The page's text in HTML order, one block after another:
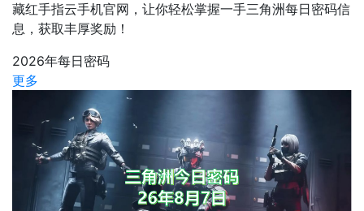
藏红手指云手机官网，让你轻松掌握一手三角洲每日密码信
息，获取丰厚奖励！
2026年每日密码
更多